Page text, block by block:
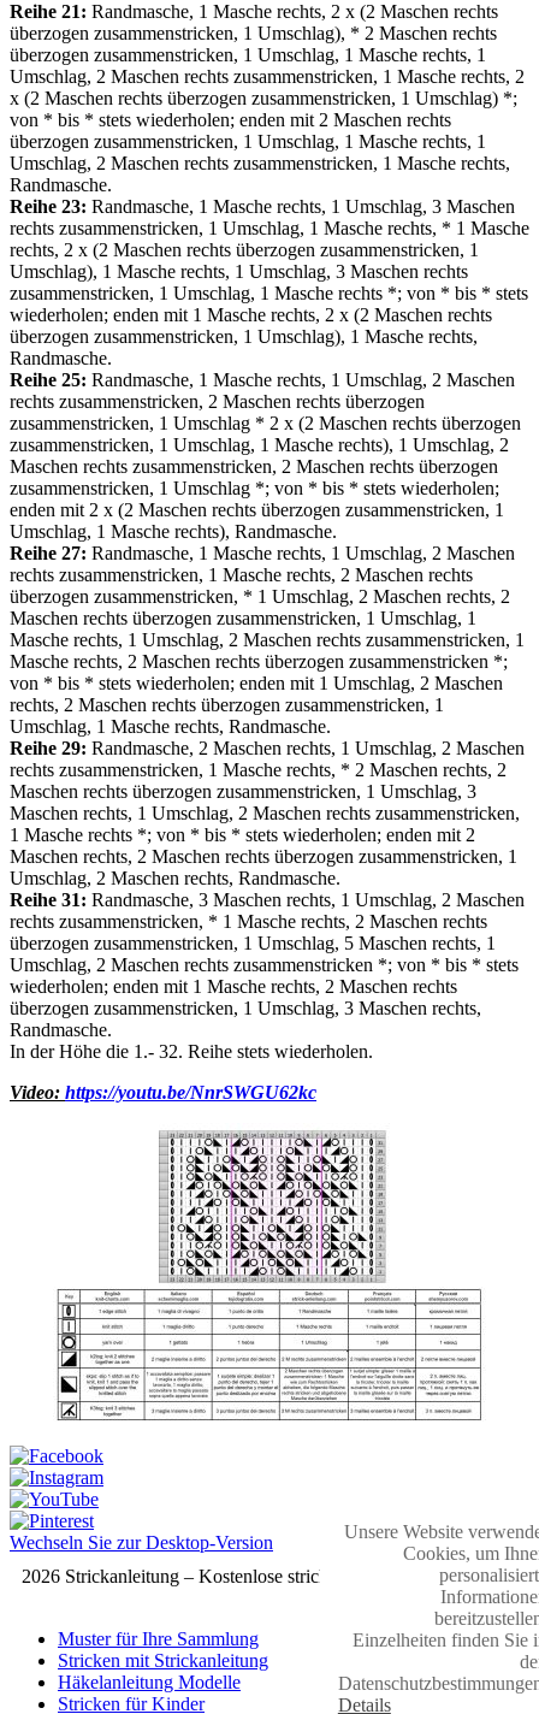
Reihe 21: Randmasche, 1 Masche rechts, 2 х (2 Maschen rechts
überzogen zusammenstricken, 1 Umschlag), * 2 Maschen rechts
überzogen zusammenstricken, 1 Umschlag, 1 Masche rechts, 1
Umschlag, 2 Maschen rechts zusammenstricken, 1 Masche rechts, 2
х (2 Maschen rechts überzogen zusammenstricken, 1 Umschlag) *;
von * bis * stets wiederholen; enden mit 2 Maschen rechts
überzogen zusammenstricken, 1 Umschlag, 1 Masche rechts, 1
Umschlag, 2 Maschen rechts zusammenstricken, 1 Masche rechts,
Randmasche.
Reihe 23: Randmasche, 1 Masche rechts, 1 Umschlag, 3 Maschen
rechts zusammenstricken, 1 Umschlag, 1 Masche rechts, * 1 Masche
rechts, 2 х (2 Maschen rechts überzogen zusammenstricken, 1
Umschlag), 1 Masche rechts, 1 Umschlag, 3 Maschen rechts
zusammenstricken, 1 Umschlag, 1 Masche rechts *; von * bis * stets
wiederholen; enden mit 1 Masche rechts, 2 х (2 Maschen rechts
überzogen zusammenstricken, 1 Umschlag), 1 Masche rechts,
Randmasche.
Reihe 25: Randmasche, 1 Masche rechts, 1 Umschlag, 2 Maschen
rechts zusammenstricken, 2 Maschen rechts überzogen
zusammenstricken, 1 Umschlag * 2 х (2 Maschen rechts überzogen
zusammenstricken, 1 Umschlag, 1 Masche rechts), 1 Umschlag, 2
Maschen rechts zusammenstricken, 2 Maschen rechts überzogen
zusammenstricken, 1 Umschlag *; von * bis * stets wiederholen;
enden mit 2 х (2 Maschen rechts überzogen zusammenstricken, 1
Umschlag, 1 Masche rechts), Randmasche.
Reihe 27: Randmasche, 1 Masche rechts, 1 Umschlag, 2 Maschen
rechts zusammenstricken, 1 Masche rechts, 2 Maschen rechts
überzogen zusammenstricken, * 1 Umschlag, 2 Maschen rechts, 2
Maschen rechts überzogen zusammenstricken, 1 Umschlag, 1
Masche rechts, 1 Umschlag, 2 Maschen rechts zusammenstricken, 1
Masche rechts, 2 Maschen rechts überzogen zusammenstricken *;
von * bis * stets wiederholen; enden mit 1 Umschlag, 2 Maschen
rechts, 2 Maschen rechts überzogen zusammenstricken, 1
Umschlag, 1 Masche rechts, Randmasche.
Reihe 29: Randmasche, 2 Maschen rechts, 1 Umschlag, 2 Maschen
rechts zusammenstricken, 1 Masche rechts, * 2 Maschen rechts, 2
Maschen rechts überzogen zusammenstricken, 1 Umschlag, 3
Maschen rechts, 1 Umschlag, 2 Maschen rechts zusammenstricken,
1 Masche rechts *; von * bis * stets wiederholen; enden mit 2
Maschen rechts, 2 Maschen rechts überzogen zusammenstricken, 1
Umschlag, 2 Maschen rechts, Randmasche.
Reihe 31: Randmasche, 3 Maschen rechts, 1 Umschlag, 2 Maschen
rechts zusammenstricken, * 1 Masche rechts, 2 Maschen rechts
überzogen zusammenstricken, 1 Umschlag, 5 Maschen rechts, 1
Umschlag, 2 Maschen rechts zusammenstricken *; von * bis * stets
wiederholen; enden mit 1 Masche rechts, 2 Maschen rechts
überzogen zusammenstricken, 1 Umschlag, 3 Maschen rechts,
Randmasche.
In der Höhe die 1.- 32. Reihe stets wiederholen.
Video: https://youtu.be/NnrSWGU62kc
Wechseln Sie zur Desktop-Version
2026 Strickanleitung – Kostenlose strickmuster
Muster für Ihre Sammlung
Stricken mit Strickanleitung
Häkelanleitung Modelle
Stricken für Kinder
Unsere Website
Cookies, um
Einzelheiten finden Sie
Details